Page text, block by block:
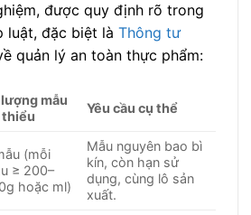
được quy định rõ trong
luật, đặc biệt là Thông tư
quản lý an toàn thực phẩm:
lượng mẫu
Yêu cầu cụ thể
(mỗi
≥ 200–
hoặc ml)
Mẫu nguyên bao bì
kín, còn hạn sử
dụng, cùng lô sản
xuất.